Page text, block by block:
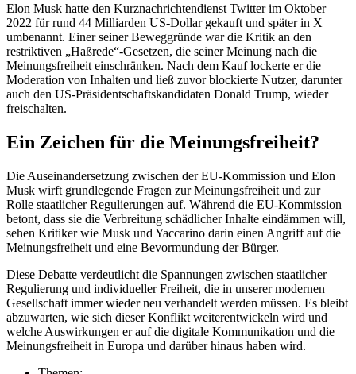
Elon Musk hatte den Kurznachrichtendienst Twitter im Oktober
2022 für rund 44 Milliarden US-Dollar gekauft und später in X
umbenannt. Einer seiner Beweggründe war die Kritik an den
restriktiven „Haßrede“-Gesetzen, die seiner Meinung nach die
Meinungsfreiheit einschränken. Nach dem Kauf lockerte er die
Moderation von Inhalten und ließ zuvor blockierte Nutzer, darunter
auch den US-Präsidentschaftskandidaten Donald Trump, wieder
freischalten.
Ein Zeichen für die Meinungsfreiheit?
Die Auseinandersetzung zwischen der EU-Kommission und Elon
Musk wirft grundlegende Fragen zur Meinungsfreiheit und zur
Rolle staatlicher Regulierungen auf. Während die EU-Kommission
betont, dass sie die Verbreitung schädlicher Inhalte eindämmen will,
sehen Kritiker wie Musk und Yaccarino darin einen Angriff auf die
Meinungsfreiheit und eine Bevormundung der Bürger.
Diese Debatte verdeutlicht die Spannungen zwischen staatlicher
Regulierung und individueller Freiheit, die in unserer modernen
Gesellschaft immer wieder neu verhandelt werden müssen. Es bleibt
abzuwarten, wie sich dieser Konflikt weiterentwickeln wird und
welche Auswirkungen er auf die digitale Kommunikation und die
Meinungsfreiheit in Europa und darüber hinaus haben wird.